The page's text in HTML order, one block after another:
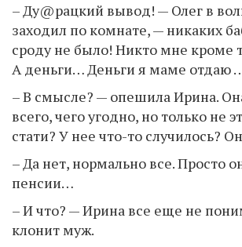
– Ду@рацкий вывод! — Олег в
заходил по комнате, — никаких
сроду не было! Никто мне кроме
А деньги… Деньги я маме отдаю
– В смысле? — опешила Ирина.
всего, чего угодно, но только не
стати? У нее что-то случилось?
– Да нет, нормально все. Просто
пенсии…
– И что? — Ирина все еще не
клонит муж.